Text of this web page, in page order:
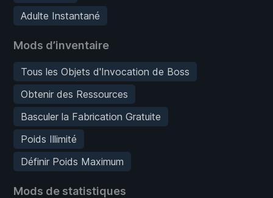
Adulte Instantané
Mods d’inventaire
Tous les Objets d'Invocation de Boss
Obtenir des Ressources
Basculer la Fabrication Gratuite
Poids Illimité
Définir Poids Maximum
Mods de statistiques